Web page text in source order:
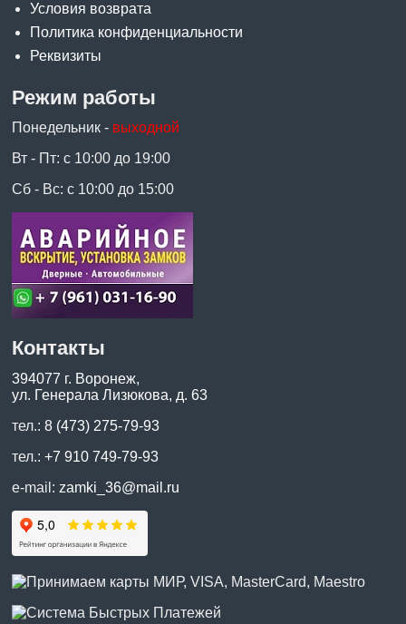
Условия возврата
Политика конфиденциальности
Реквизиты
Режим работы
Понедельник - выходной
Вт - Пт: с 10:00 до 19:00
Сб - Вс: с 10:00 до 15:00
Контакты
394077 г. Воронеж,
ул. Генерала Лизюкова, д. 63
тел.:8 (473) 275-79-93
тел.:+7 910 749-79-93
e-mail: zamki_36@mail.ru